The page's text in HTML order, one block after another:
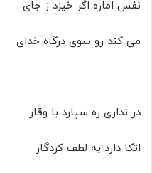
نفس اماره اگر خیزد ز جای
می کند رو سوی درگاه خدای
در نداری ره سپارد با وقار
اتکا دارد به لطف کردگار